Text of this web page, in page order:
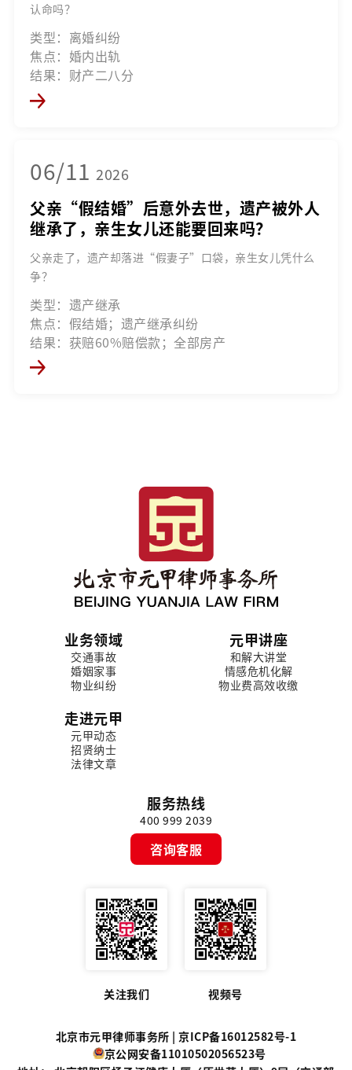
认命吗？
类型：离婚纠纷
焦点：婚内出轨
结果：财产二八分
06/11 2026
父亲“假结婚”后意外去世，遗产被外人
继承了，亲生女儿还能要回来吗？
父亲走了，遗产却落进“假妻子”口袋，亲生女儿凭什么
争？
类型：遗产继承
焦点：假结婚；遗产继承纠纷
结果：获赔60%赔偿款；全部房产
业务领域
交通事故
婚姻家事
物业纠纷
元甲讲座
和解大讲堂
情感危机化解
物业费高效收缴
走进元甲
元甲动态
招贤纳士
法律文章
服务热线
400 999 2039
咨询客服
关注我们 视频号
北京市元甲律师事务所 |京ICP备16012582号-1
京公网安备11010502056523号